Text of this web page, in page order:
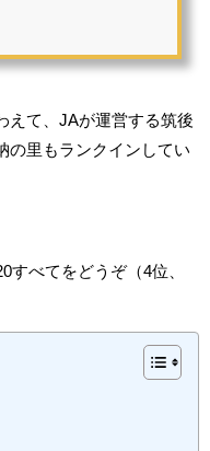
えて、JAが運営する筑後
の里もランクインしてい
すべてをどうぞ（4位、